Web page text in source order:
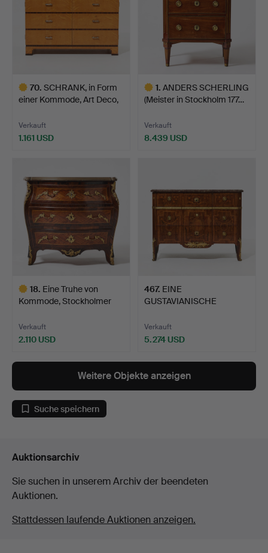
70. SCHRANK, in Form
einer Kommode, Art Deco,
Verkauft
1.161 USD
1. ANDERS SCHERLING
(Meister in Stockholm 177…
Verkauft
8.439 USD
18. Eine Truhe von
Kommode, Stockholmer
Verkauft
2.110 USD
Objekt
467. EINE
GUSTAVIANISCHE
STO…
Verkauft
5.274 USD
Weitere Objekte anzeigen
Suche speichern
Auktionsarchiv
Sie suchen in unserem Archiv der beendeten
Auktionen.
Stattdessen laufende Auktionen anzeigen.